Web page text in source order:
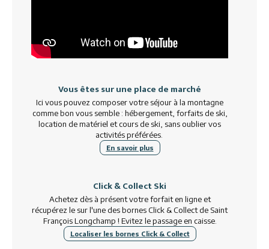
Vous êtes sur une place de marché
Ici vous pouvez composer votre séjour à la montagne
comme bon vous semble : hébergement, forfaits de ski,
location de matériel et cours de ski, sans oublier vos
activités préférées.
En savoir plus
Click & Collect Ski
Achetez dès à présent votre forfait en ligne et
récupérez le sur l'une des bornesClick & Collect de Saint
François Longchamp ! Evitez le passage en caisse.
Localiser les bornes Click & Collect